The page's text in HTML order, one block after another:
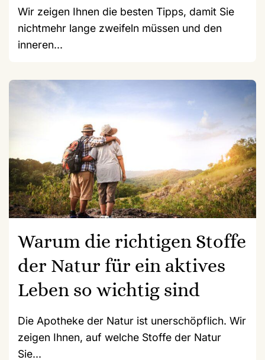
Wir zeigen Ihnen die besten Tipps, damit Sie
nichtmehr lange zweifeln müssen und den
inneren...
Warum die richtigen Stoffe
der Natur für ein aktives
Leben so wichtig sind
Die Apotheke der Natur ist unerschöpflich. Wir
zeigen Ihnen, auf welche Stoffe der Natur
Sie...